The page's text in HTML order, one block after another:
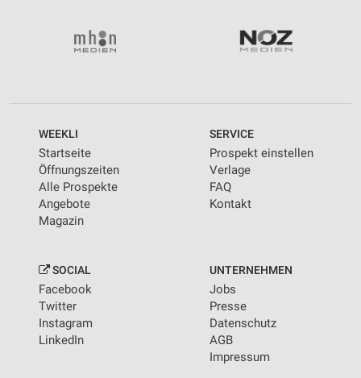
WEEKLI
Startseite
Öffnungszeiten
Alle Prospekte
Angebote
Magazin
SERVICE
Prospekt einstellen
Verlage
FAQ
Kontakt
SOCIAL
Facebook
Twitter
Instagram
LinkedIn
UNTERNEHMEN
Jobs
Presse
Datenschutz
AGB
Impressum